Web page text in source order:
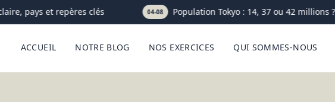
pays et repères clés 04-08 Population Tokyo : 14, 37 ou 42 millions ?
ACCUEIL NOTRE BLOG NOS EXERCICES QUI SOMMES-NOUS